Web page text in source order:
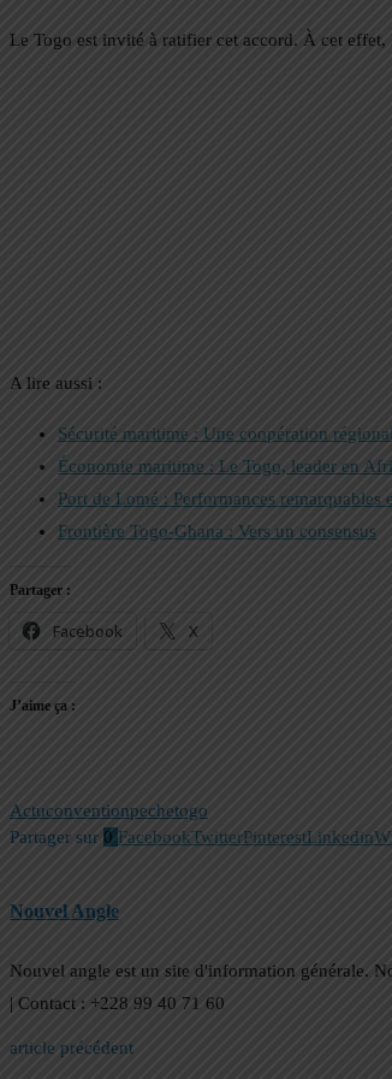
Le Togo est invité à ratifier cet accord. À cet
A lire aussi :
Sécurité maritime : Une coopération
Économie maritime : Le Togo, leader en
Port de Lomé : Performances remarquables
Frontière Togo-Ghana : Vers un consensus
Partager :
Facebook X
J’aime ça :
Actuconventionpechetogo
Partager sur 0 FacebookTwitterPinterestLinkedin
Nouvel Angle
Nouvel angle est un site d'information générale.
| Contact : +228 99 40 71 60
article précédent